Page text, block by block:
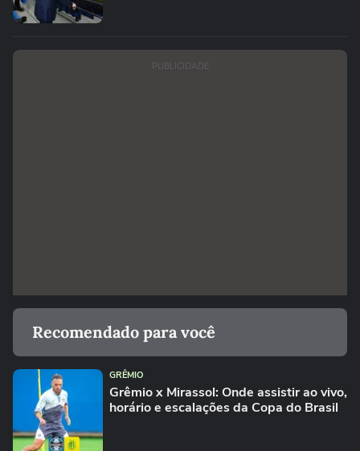
PUBLICIDADE
Recomendado para você
GRÊMIO
Grêmio x Mirassol: Onde assistir ao vivo,
horário e escalações da Copa do Brasil